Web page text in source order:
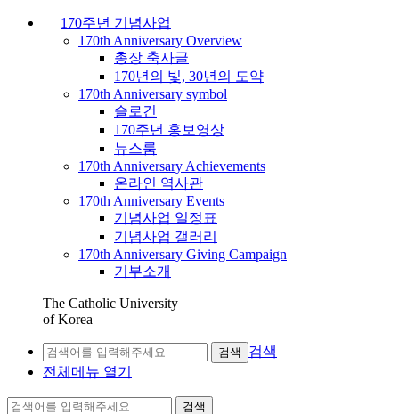
170주년 기념사업
170th Anniversary Overview
총장 축사글
170년의 빛, 30년의 도약
170th Anniversary symbol
슬로건
170주년 홍보영상
뉴스룸
170th Anniversary Achievements
온라인 역사관
170th Anniversary Events
기념사업 일정표
기념사업 갤러리
170th Anniversary Giving Campaign
기부소개
The Catholic University
of Korea
검색
검색
전체메뉴 열기
검색